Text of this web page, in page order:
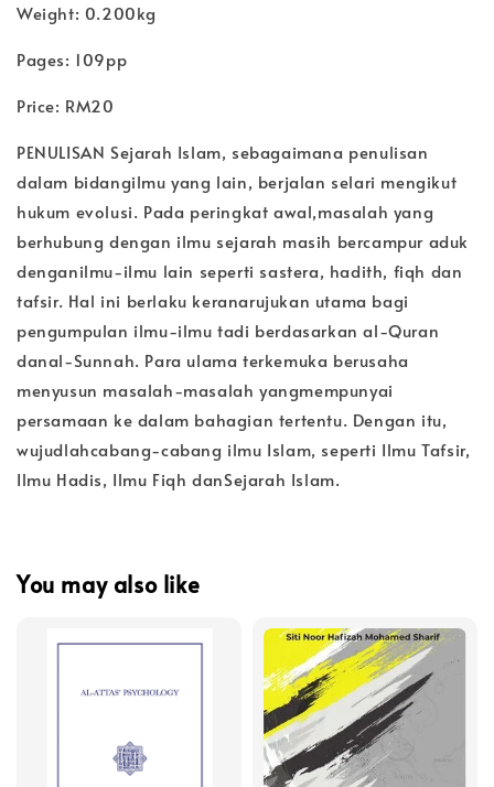
Weight: 0.200kg
Pages: 109pp
Price: RM20
PENULISAN Sejarah Islam, sebagaimana penulisan
dalam bidangilmu yang lain, berjalan selari mengikut
hukum evolusi. Pada peringkat awal,masalah yang
berhubung dengan ilmu sejarah masih bercampur aduk
denganilmu-ilmu lain seperti sastera, hadith, fiqh dan
tafsir. Hal ini berlaku keranarujukan utama bagi
pengumpulan ilmu-ilmu tadi berdasarkan al-Quran
danal-Sunnah. Para ulama terkemuka berusaha
menyusun masalah-masalah yangmempunyai
persamaan ke dalam bahagian tertentu. Dengan itu,
wujudlahcabang-cabang ilmu Islam, seperti Ilmu Tafsir,
Ilmu Hadis, Ilmu Fiqh danSejarah Islam.
You may also like